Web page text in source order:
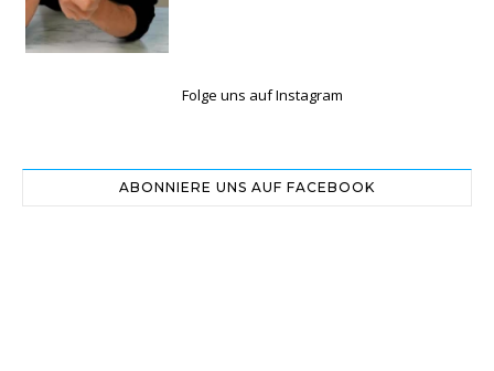
Folge uns auf Instagram
ABONNIERE UNS AUF FACEBOOK